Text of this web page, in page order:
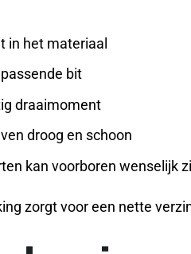
in het materiaal
bit
draaimoment
droog en schoon
kan voorboren wenselijk
zorgt voor een nette